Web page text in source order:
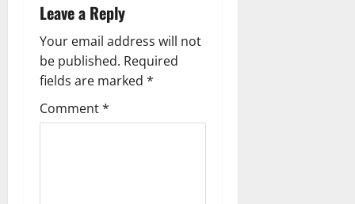
v
i
g
a
Leave a Reply
Your email address will not
be published. Required
fields are marked *
Comment*